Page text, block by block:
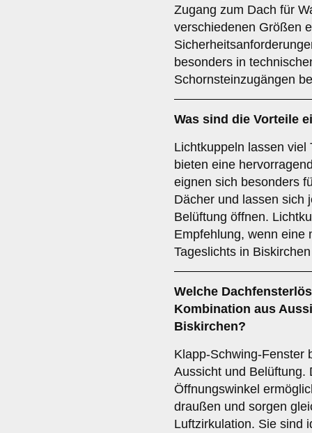
Zugang zum Dach für
verschiedenen Größen
besonders in
Schornsteinzugängen
Was sind die Vorteile
Lichtkuppeln lassen viel
bieten eine
eignen sich besonders
Dächer und lassen sich
Belüftung öffnen.
Empfehlung, wenn eine
Tageslichts in
Welche
Kombination aus
Biskirchen?
Klapp-Schwing-Fenster
Aussicht und Belüftung.
Öffnungswinkel
draußen und sorgen
Luftzirkulation. Sie sind